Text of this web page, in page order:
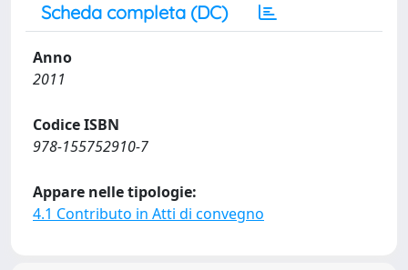
Scheda completa (DC)
Anno
2011
Codice ISBN
978-155752910-7
Appare nelle tipologie:
4.1 Contributo in Atti di convegno